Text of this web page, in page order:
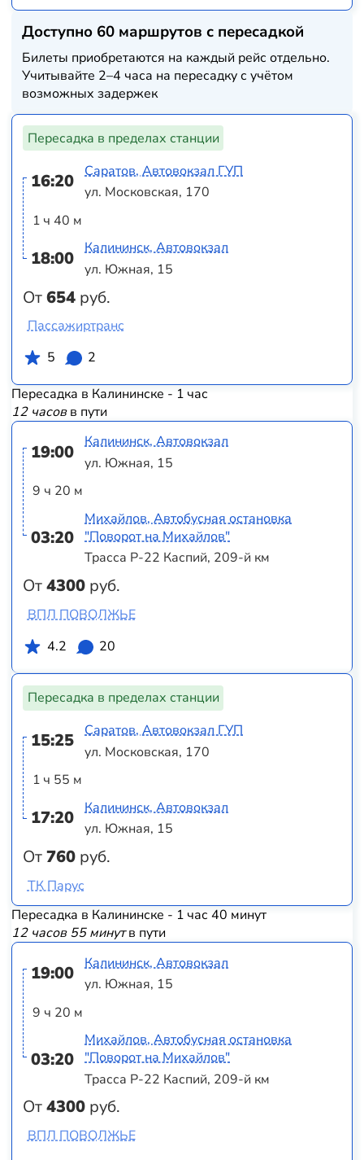
Доступно 60 маршрутов с пересадкой
Билеты приобретаются на каждый рейс отдельно.
Учитывайте 2–4 часа на пересадку с учётом
возможных задержек
Пересадка в пределах станции
16:20
1 ч 40 м
18:00
От654 руб.
Саратов, Автовокзал ГУП
ул. Московская, 170
Калининск, Автовокзал
ул. Южная, 15
Пассажиртранс
5
2
Пересадка в Калининске - 1 час
12 часовв пути
19:00
9 ч 20 м
03:20
От4300 руб.
Калининск, Автовокзал
ул. Южная, 15
Михайлов, Автобусная остановка
"Поворот на Михайлов"
Трасса Р-22 Каспий, 209-й км
ВПЛ ПОВОЛЖЬЕ
4.2
20
Пересадка в пределах станции
15:25
1 ч 55 м
17:20
От760 руб.
Саратов, Автовокзал ГУП
ул. Московская, 170
Калининск, Автовокзал
ул. Южная, 15
ТК Парус
Пересадка в Калининске - 1 час 40 минут
12 часов 55 минутв пути
19:00
9 ч 20 м
03:20
От4300 руб.
Калининск, Автовокзал
ул. Южная, 15
Михайлов, Автобусная остановка
"Поворот на Михайлов"
Трасса Р-22 Каспий, 209-й км
ВПЛ ПОВОЛЖЬЕ